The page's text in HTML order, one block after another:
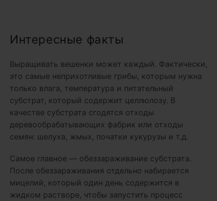
Интересные факты
Выращивать вешенки может каждый. Фактически,
это самые неприхотливые грибы, которым нужна
только влага, температура и питательный
субстрат, который содержит целлюлозу. В
качестве субстрата сгодятся отходы
деревообрабатывающих фабрик или отходы
семян: шелуха, жмых, початки кукурузы и т.д.
Самое главное — обеззараживание субстрата.
После обеззараживания отдельно набирается
мицелий, который один день содержится в
жидком растворе, чтобы запустить процесс